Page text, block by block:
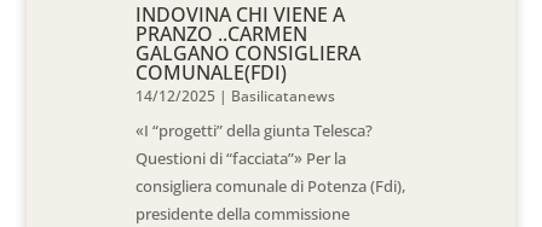
INDOVINA CHI VIENE A
PRANZO ..CARMEN
GALGANO CONSIGLIERA
COMUNALE(FDI)
14/12/2025 | Basilicatanews
«I “progetti” della giunta Telesca?
Questioni di “facciata”» Per la
consigliera comunale di Potenza (Fdi),
presidente della commissione